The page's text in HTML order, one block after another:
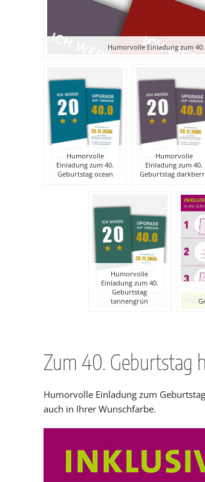
Humorvolle Einladung zum
Humorvolle
Einladung zum 40.
Geburtstag ocean
Humorvolle
Einladung zum 40.
Geburtstag
Humorvolle
Einladung zum 40.
Geburtstag
tannengrün
Zum 40. Geburtstag
Humorvolle Einladung zum
auch in Ihrer Wunschfarbe.